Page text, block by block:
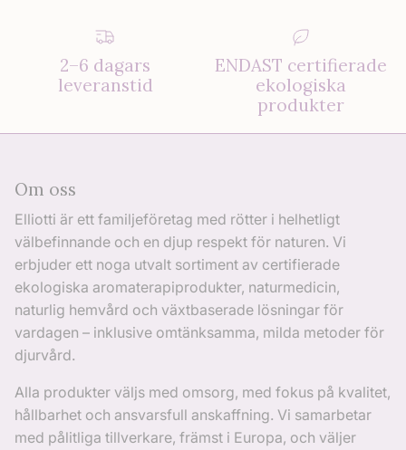
2–6 dagars
leveranstid
ENDAST certifierade
ekologiska
produkter
Om oss
Elliotti är ett familjeföretag med rötter i helhetligt
välbefinnande och en djup respekt för naturen. Vi
erbjuder ett noga utvalt sortiment av certifierade
ekologiska aromaterapiprodukter, naturmedicin,
naturlig hemvård och växtbaserade lösningar för
vardagen – inklusive omtänksamma, milda metoder för
djurvård.
Alla produkter väljs med omsorg, med fokus på kvalitet,
hållbarhet och ansvarsfull anskaffning. Vi samarbetar
med pålitliga tillverkare, främst i Europa, och väljer